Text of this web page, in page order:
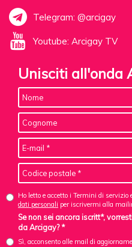
Telegram: @arcigay
Youtube: Arcigay TV
Unisciti all'onda
Ho letto e accetto i Termini di servizio
dati personali per iscrivermi alla
Se non sei ancora iscritt*,
da Arcigay? *
Sì, acconsento alle mail di